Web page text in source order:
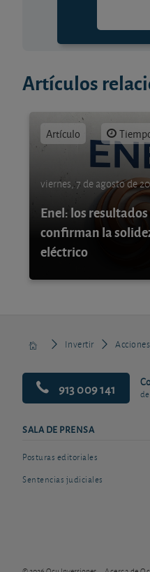
Artículos
Artículo
viernes, 7 de agosto de
Enel: los
confirman la
eléctrico
Invertir Acciones
913 009 141
SALA DE PRENSA
Posturas editoriales
Sentencias judiciales